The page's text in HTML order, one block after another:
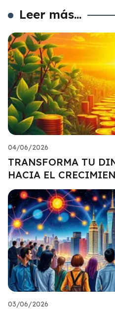
Leer más...
04/06/2026
TRANSFORMA TU
HACIA EL
03/06/2026